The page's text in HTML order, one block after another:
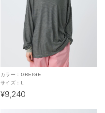
カラー： GREIGE
サイズ： L
¥9,240